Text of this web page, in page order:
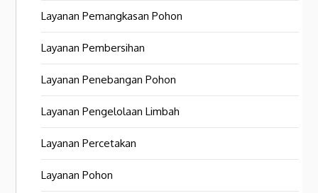
Layanan Pemangkasan Pohon
Layanan Pembersihan
Layanan Penebangan Pohon
Layanan Pengelolaan Limbah
Layanan Percetakan
Layanan Pohon